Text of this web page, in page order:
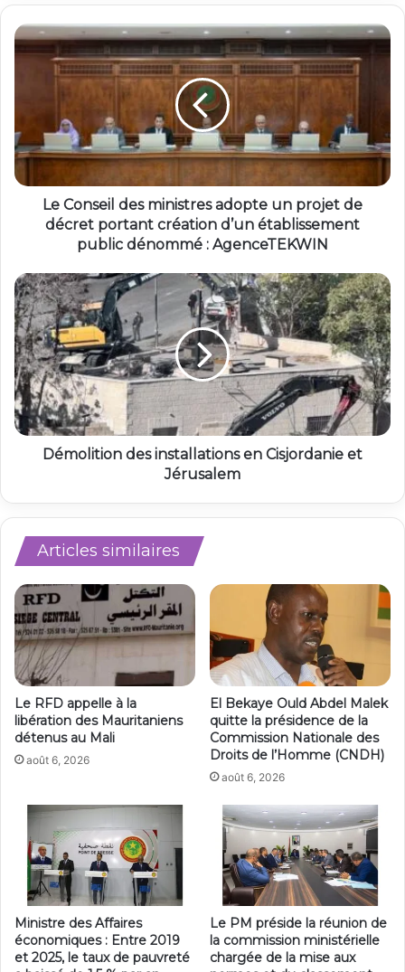
Le Conseil des ministres adopte un projet de
décret portant création d’un établissement
public dénommé : AgenceTEKWIN
Démolition des installations en Cisjordanie et
Jérusalem
Articles similaires
Le RFD appelle à la
libération des Mauritaniens
détenus au Mali
août 6, 2026
El Bekaye Ould Abdel Malek
quitte la présidence de la
Commission Nationale des
Droits de l’Homme (CNDH)
août 6, 2026
Ministre des Affaires
économiques : Entre 2019
et 2025, le taux de pauvreté
Le PM préside la réunion de
la commission ministérielle
chargée de la mise aux